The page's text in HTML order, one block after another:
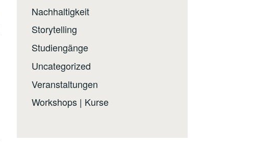
Nachhaltigkeit
Storytelling
Studiengänge
Uncategorized
Veranstaltungen
Workshops | Kurse